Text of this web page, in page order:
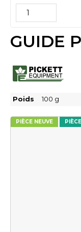
PIÈCE NEUVE
GUIDE
Poids 100 g